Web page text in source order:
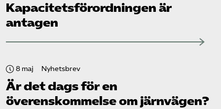
Kapacitets­förordningen är
antagen
8 maj Nyhetsbrev
Är det dags för en
överenskommelse om järnvägen?